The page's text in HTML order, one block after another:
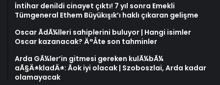
İntihar denildi cinayet çıktı! 7 yıl sonra Emekli
Tümgeneral Ethem Büyükışık’ı haklı çıkaran gelişme
Oscar ÃdÃ¼lleri sahiplerini buluyor | Hangi isimler
Oscar kazanacak? Ä°Åte son tahminler
Arda GÃ¼ler’in gitmesi gereken kulÃ¼bÃ¼
aÃ§Ä±kladÄ±: Ãok iyi olacak | Szoboszlai, Arda kadar
olamayacak